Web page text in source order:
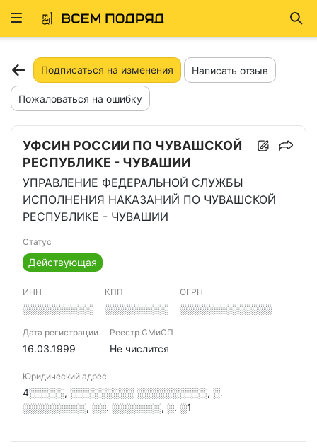
Развернуть
Подписаться на изменения Написать отзыв
Пожаловаться на ошибку
УФСИН РОССИИ ПО ЧУВАШСКОЙ
РЕСПУБЛИКЕ - ЧУВАШИИ
УПРАВЛЕНИЕ ФЕДЕРАЛЬНОЙ СЛУЖБЫ
ИСПОЛНЕНИЯ НАКАЗАНИЙ ПО ЧУВАШСКОЙ
РЕСПУБЛИКЕ - ЧУВАШИИ
Статус
Действующая
ИНН
░░░░░░░░░░
КПП
░░░░░░░░░
ОГРН
░░░░░░░░░░░░░
Дата регистрации
16.03.1999
Реестр СМиСП
Не числится
Юридический адрес
4░░░░░, ░░░░░░░░░ ░░░░░░░░░░, ░.
░░░░░░░░░, ░░. ░░░░░░░, ░. ░1